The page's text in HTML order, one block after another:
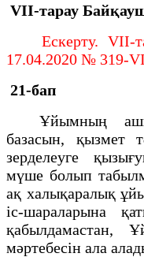
VII-тарау
Ескерту. VII-
17.04.2020 № 319-
21-бап
Ұйымның ашық
базасын, қызмет
зерделеуге
мүше болып
ақ халықаралық
іс-шараларына
қабылдамастан,
мәртебесін ала